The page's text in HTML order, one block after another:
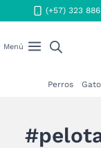
al
(+57) 323
Menú
Perros